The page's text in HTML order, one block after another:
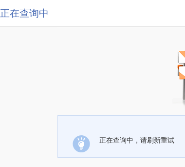
正在查询中
正在查询中，请刷新重试